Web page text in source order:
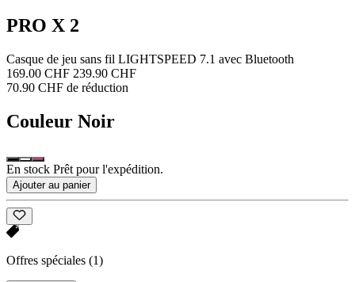
PRO X 2
Casque de jeu sans fil LIGHTSPEED 7.1 avec Bluetooth
169.00 CHF 239.90 CHF
70.90 CHF de réduction
Couleur Noir
En stock Prêt pour l'expédition.
Ajouter au panier
Offres spéciales (1)